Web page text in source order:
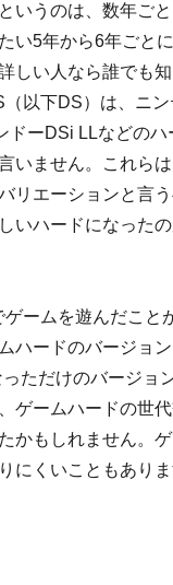
いうのは、数年ご
い5年から6年ごと
しい人なら誰でも
（以下DS）は、ニ
ドーDSi LLなどの
いません。これら
リエーションと言
いハードになった
ゲームを遊んだこと
ハードのバージョ
ただけのバージョ
ゲームハードの世
かもしれません。
にくいこともありま